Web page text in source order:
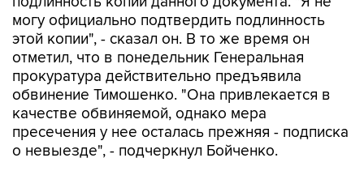
могу официально подтвердить подлинность
этой копии", - сказал он. В то же время он
отметил, что в понедельник Генеральная
прокуратура действительно предъявила
обвинение Тимошенко. "Она привлекается в
качестве обвиняемой, однако мера
пресечения у нее осталась прежняя - подписка
о невыезде", - подчеркнул Бойченко.